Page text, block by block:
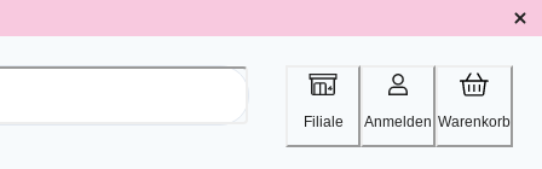
Filiale Anmelden Warenkorb